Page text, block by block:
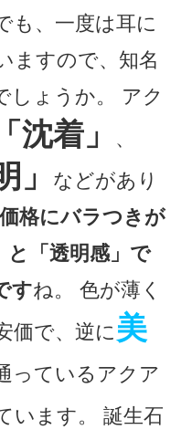
も、一度は耳に
ますので、知名
しょうか。 アク
「沈着」 、
」
などがあり
価格にバラつきが
と「透明感」で
すね。 色が薄く
価で、逆に 美
っているアクア
います。 誕生石